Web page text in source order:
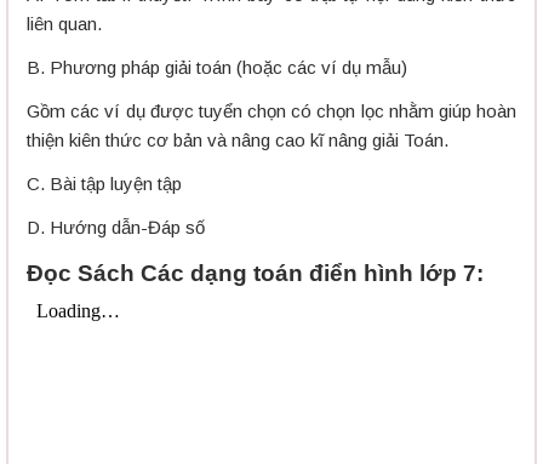
liên quan.
B. Phương pháp giải toán (hoặc các ví dụ mẫu)
Gồm các ví dụ được tuyển chọn có chọn lọc nhằm giúp hoàn
thiện kiên thức cơ bản và nâng cao kĩ nâng giải Toán.
C. Bài tập luyện tập
D. Hướng dẫn-Đáp số
Đọc Sách Các dạng toán điển hình lớp 7: